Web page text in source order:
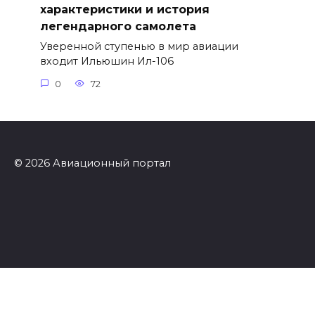
характеристики и история
легендарного самолета
Уверенной ступенью в мир авиации
входит Ильюшин Ил-106
0 72
© 2026 Авиационный портал